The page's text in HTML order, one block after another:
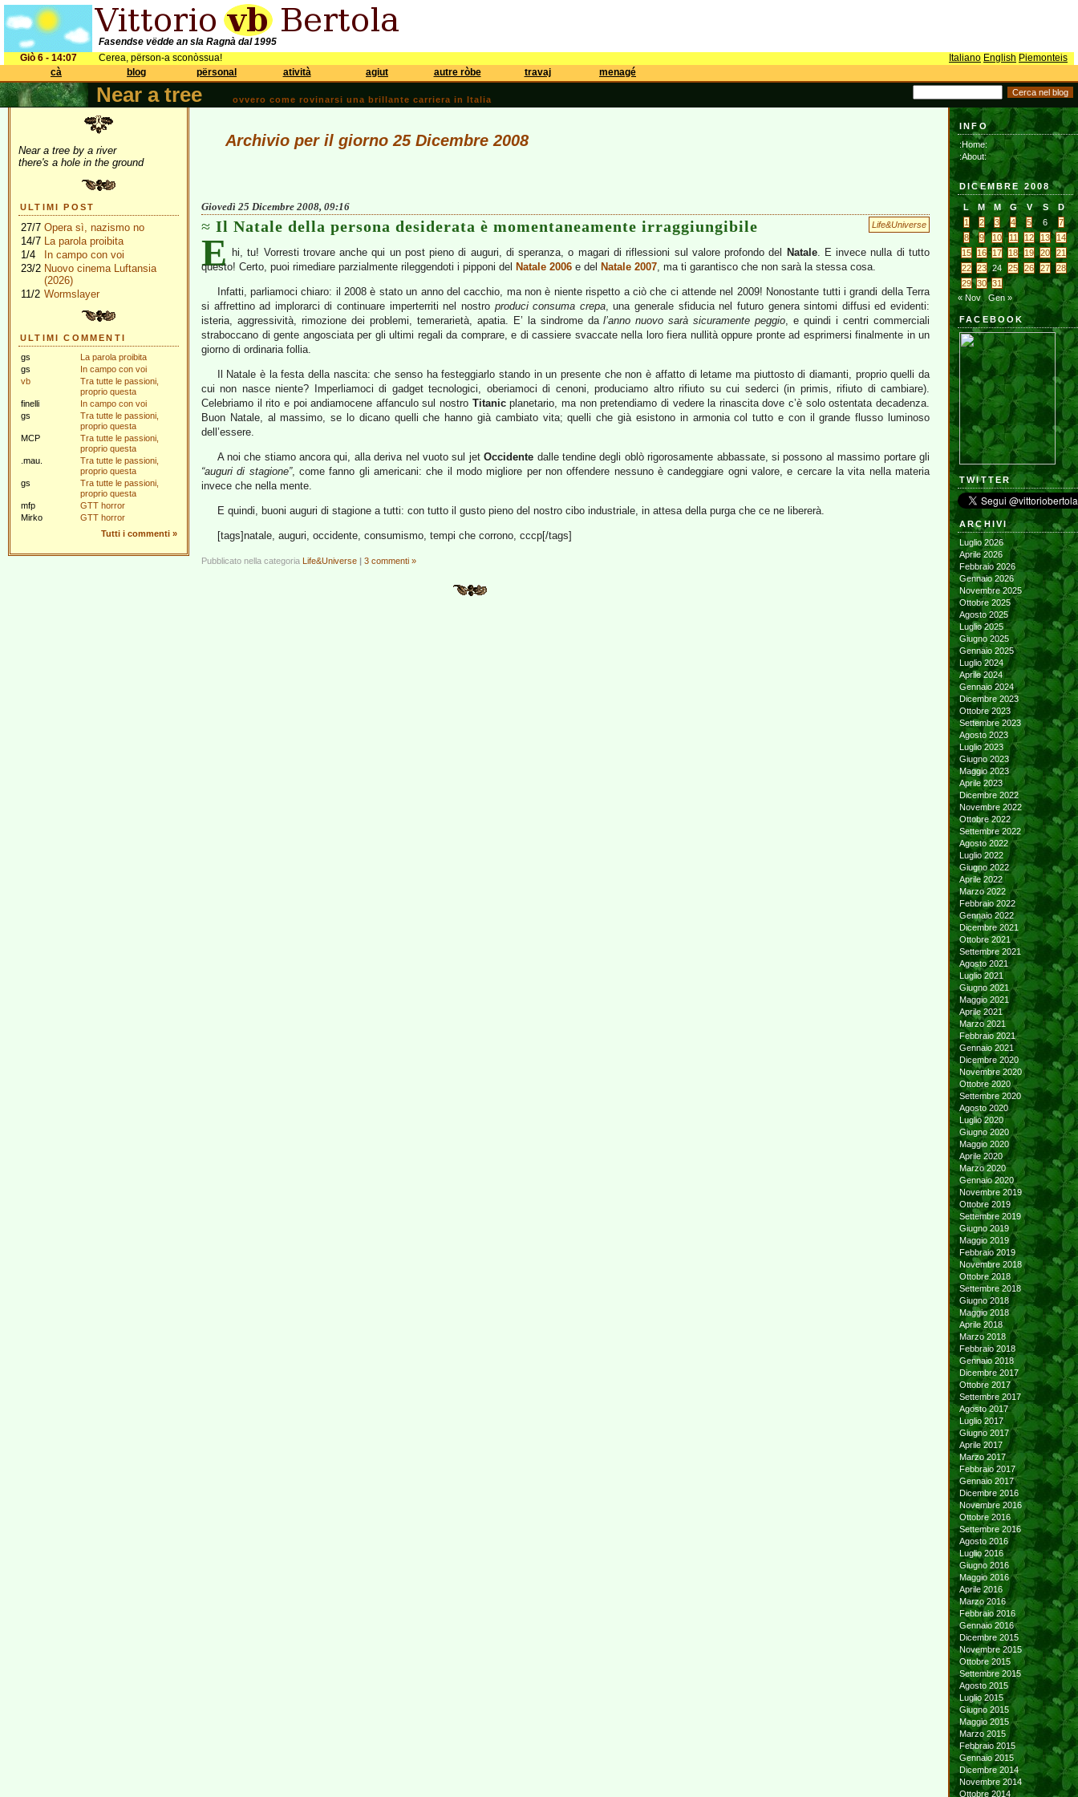
Fasendse vëdde an sla Ragnà dal 1995
Giò 6 - 14:07
Cerea, përson-a sconòssua! Italiano English Piemonteis
cà
blog përsonal atività agiut autre ròbe travaj menagé
Near a tree ovvero come rovinarsi una brillante carriera in Italia
Near a tree by a river
there's a hole in the ground
ULTIMI POST
27/7 Opera sì, nazismo no
14/7 La parola proibita
1/4
In campo con voi
23/2 Nuovo cinema Luftansia
(2026)
11/2 Wormslayer
ULTIMI COMMENTI
gs
La parola proibita
gs
In campo con voi
vb
Tra tutte le passioni,
proprio questa
finelli
In campo con voi
gs
Tra tutte le passioni,
proprio questa
MCP
Tra tutte le passioni,
proprio questa
.mau.
Tra tutte le passioni,
proprio questa
gs
Tra tutte le passioni,
proprio questa
mfp
GTT horror
Mirko
GTT horror
Tutti i commenti »
Archivio per il giorno 25 Dicembre 2008
Giovedì 25 Dicembre 2008, 09:16
Life&Universe
Il Natale della persona desiderata è momentaneamente irraggiungibile
E hi, tu! Vorresti trovare anche qui un post pieno di auguri, di speranza, o magari di riflessioni sul valore profondo del Natale. E invece nulla di tutto
questo! Certo, puoi rimediare parzialmente rileggendoti i pipponi del Natale 2006 e del Natale 2007, ma ti garantisco che non sarà la stessa cosa.
Infatti, parliamoci chiaro: il 2008 è stato un anno del cacchio, ma non è niente rispetto a ciò che ci attende nel 2009! Nonostante tutti i grandi della Terra
si affrettino ad implorarci di continuare imperterriti nel nostro produci consuma crepa, una generale sfiducia nel futuro genera sintomi diffusi ed evidenti:
isteria, aggressività, rimozione dei problemi, temerarietà, apatia. E’ la sindrome dal’anno nuovo sarà sicuramente peggio, e quindi i centri commerciali
straboccano di gente angosciata per gli ultimi regali da comprare, e di cassiere svaccate nella loro fiera nullità oppure pronte ad esprimersi finalmente in un
giorno di ordinaria follia.
Il Natale è la festa della nascita: che senso ha festeggiarlo stando in un presente che non è affatto di letame ma piuttosto di diamanti, proprio quelli da
cui non nasce niente? Imperliamoci di gadget tecnologici, oberiamoci di cenoni, produciamo altro rifiuto su cui sederci (in primis, rifiuto di cambiare).
Celebriamo il rito e poi andiamocene affanculo sul nostro Titanicplanetario, ma non pretendiamo di vedere la rinascita dove c’è solo ostentata decadenza.
Buon Natale, al massimo, se lo dicano quelli che hanno già cambiato vita; quelli che già esistono in armonia col tutto e con il grande flusso luminoso
dell’essere.
A noi che stiamo ancora qui, alla deriva nel vuoto sul jetOccidente dalle tendine degli oblò rigorosamente abbassate, si possono al massimo portare gli
“auguri di stagione”, come fanno gli americani: che il modo migliore per non offendere nessuno è candeggiare ogni valore, e cercare la vita nella materia
invece che nella mente.
E quindi, buoni auguri di stagione a tutti: con tutto il gusto pieno del nostro cibo industriale, in attesa della purga che ce ne libererà.
[tags]natale, auguri, occidente, consumismo, tempi che corrono, cccp[/tags]
Pubblicato nella categoria Life&Universe | 3 commenti »
INFO
:Home:
:About:
DICEMBRE 2008
L M M G V S
D
1
2 3 4 5 6
7
8
9 10 11 12 13
14
15
16 17 18 19 20
21
22
23 24 25 26 27
28
29
30
31
« Nov
Gen »
FACEBOOK
TWITTER
ARCHIVI
Luglio 2026
Aprile 2026
Febbraio 2026
Gennaio 2026
Novembre 2025
Ottobre 2025
Agosto 2025
Luglio 2025
Giugno 2025
Gennaio 2025
Luglio 2024
Aprile 2024
Gennaio 2024
Dicembre 2023
Ottobre 2023
Settembre 2023
Agosto 2023
Luglio 2023
Giugno 2023
Maggio 2023
Aprile 2023
Dicembre 2022
Novembre 2022
Ottobre 2022
Settembre 2022
Agosto 2022
Luglio 2022
Giugno 2022
Aprile 2022
Marzo 2022
Febbraio 2022
Gennaio 2022
Dicembre 2021
Ottobre 2021
Settembre 2021
Agosto 2021
Luglio 2021
Giugno 2021
Maggio 2021
Aprile 2021
Marzo 2021
Febbraio 2021
Gennaio 2021
Dicembre 2020
Novembre 2020
Ottobre 2020
Settembre 2020
Agosto 2020
Luglio 2020
Giugno 2020
Maggio 2020
Aprile 2020
Marzo 2020
Gennaio 2020
Novembre 2019
Ottobre 2019
Settembre 2019
Giugno 2019
Maggio 2019
Febbraio 2019
Novembre 2018
Ottobre 2018
Settembre 2018
Giugno 2018
Maggio 2018
Aprile 2018
Marzo 2018
Febbraio 2018
Gennaio 2018
Dicembre 2017
Ottobre 2017
Settembre 2017
Agosto 2017
Luglio 2017
Giugno 2017
Aprile 2017
Marzo 2017
Febbraio 2017
Gennaio 2017
Dicembre 2016
Novembre 2016
Ottobre 2016
Settembre 2016
Agosto 2016
Luglio 2016
Giugno 2016
Maggio 2016
Aprile 2016
Marzo 2016
Febbraio 2016
Gennaio 2016
Dicembre 2015
Novembre 2015
Ottobre 2015
Settembre 2015
Agosto 2015
Luglio 2015
Giugno 2015
Maggio 2015
Marzo 2015
Febbraio 2015
Gennaio 2015
Dicembre 2014
Novembre 2014
Ottobre 2014